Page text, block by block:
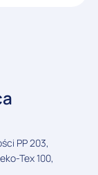
PP 203,
Tex 100,